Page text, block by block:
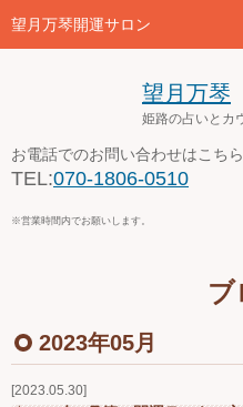
望月万琴開運サロン
望月万琴
姫路の占いとカ
お電話でのお問い合わせはこちら
TEL:070-1806-0510
※営業時間内でお願いします。
店舗案内とアクセス
お問い合わせ
ブ
2023年05月
2023.05.30